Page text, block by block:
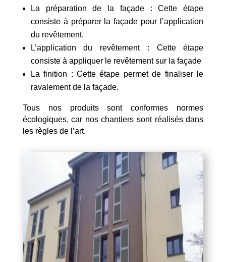
La préparation de la façade : Cette étape
consiste à préparer la façade pour l’application
du revêtement.
L’application du revêtement : Cette étape
consiste à appliquer le revêtement sur la façade
La finition : Cette étape permet de finaliser le
ravalement de la façade.
Tous nos produits sont conformes normes
écologiques, car nos chantiers sont réalisés dans
les règles de l’art.